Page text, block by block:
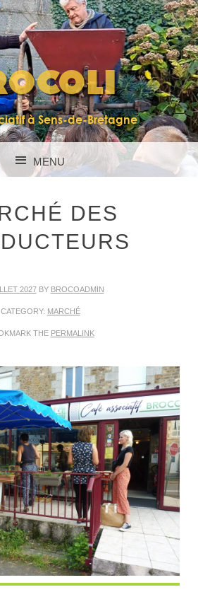
à Sens-de-Bretagne
MENU
DES
2027BY BROCOADMIN
CATEGORY: MARCHÉ
THE PERMALINK